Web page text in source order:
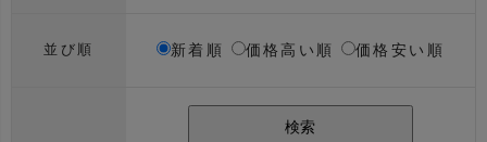
並び順 新着順 価格高い順 価格安い順
検索